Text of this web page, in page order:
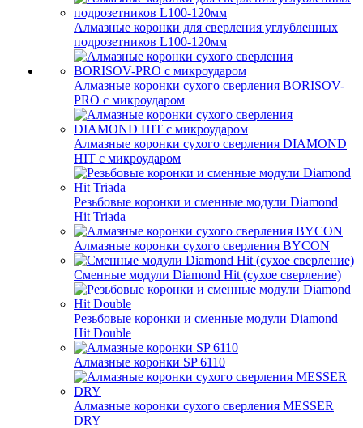
Алмазные коронки для сверления углубленных
подрозетников L100-120мм
Алмазные коронки сухого сверления BORISOV-
PRO с микроударом
Алмазные коронки сухого сверления DIAMOND
HIT с микроударом
Резьбовые коронки и сменные модули Diamond
Hit Triada
Алмазные коронки сухого сверления BYCON
Сменные модули Diamond Hit (сухое сверление)
Резьбовые коронки и сменные модули Diamond
Hit Double
Алмазные коронки SP 6110
Алмазные коронки сухого сверления MESSER
DRY